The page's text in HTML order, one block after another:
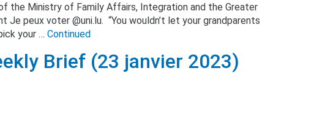
the Ministry of Family Affairs, Integration and the Greater
Je peux voter @uni.lu. “You wouldn’t let your grandparents
your … Continued
Brief (23 janvier 2023)